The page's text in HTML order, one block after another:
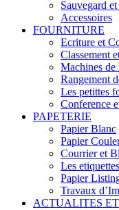
Sauvegard
Accessoires
FOURNITURE
Ecriture et
Classement
Machines de
Rangement
Les petittes
Conference
PAPETERIE
Papier Blanc
Papier
Courrier et
Les etiquettes
Papier
Travaux
ACTUALITES